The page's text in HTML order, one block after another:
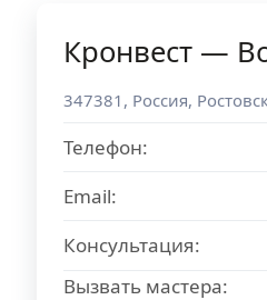
Кронвест —
347381 , Россия,
Телефон:
Email:
Консультация:
Вызвать мастера: